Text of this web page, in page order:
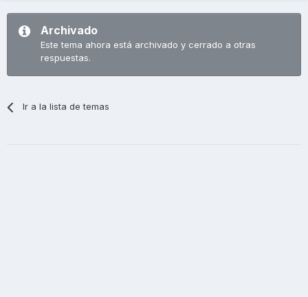
Archivado
Este tema ahora está archivado y cerrado a otras
respuestas.
Ir a la lista de temas